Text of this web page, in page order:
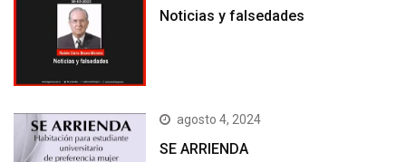
Noticias y falsedades
agosto 4, 2024
SE ARRIENDA